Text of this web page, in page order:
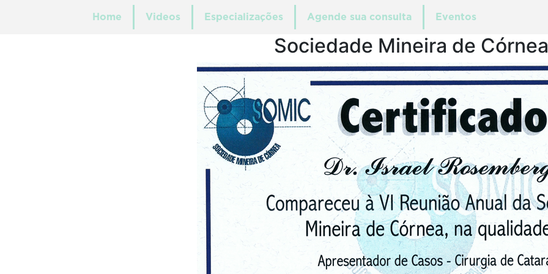
Home Videos Especializações Agende sua consulta Eventos
Sociedade Mineira de Córnea